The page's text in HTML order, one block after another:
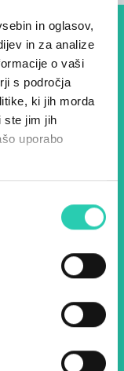
in oglasov,
in za analize
o vaši
s področja
ki jih morda
ste jim jih
uporabo
iz
kulture
novičnik
z